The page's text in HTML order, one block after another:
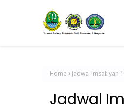
Home Jadwal Imsakiyah
Jadwal